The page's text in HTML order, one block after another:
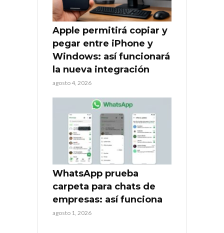
Apple permitirá copiar y
pegar entre iPhone y
Windows: así funcionará
la nueva integración
agosto 4, 2026
WhatsApp prueba
carpeta para chats de
empresas: así funciona
agosto 1, 2026